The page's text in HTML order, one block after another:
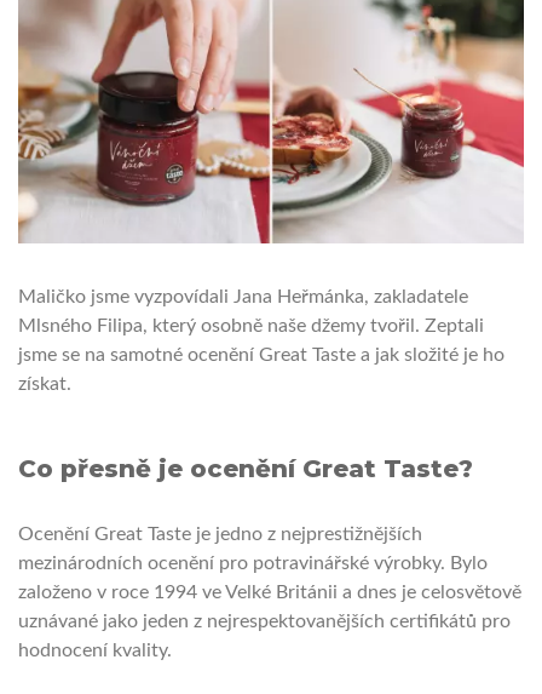
Maličko jsme vyzpovídali Jana Heřmánka, zakladatele
Mlsného Filipa, který osobně naše džemy tvořil. Zeptali
jsme se na samotné ocenění Great Taste a jak složité je ho
získat.
Co přesně je ocenění Great Taste?
Ocenění Great Taste je jedno z nejprestižnějších
mezinárodních ocenění pro potravinářské výrobky. Bylo
založeno v roce 1994 ve Velké Británii a dnes je celosvětově
uznávané jako jeden z nejrespektovanějších certifikátů pro
hodnocení kvality.